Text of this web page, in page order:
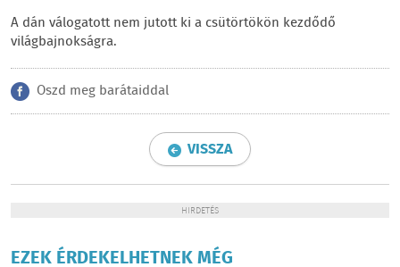
A dán válogatott nem jutott ki a csütörtökön kezdődő
világbajnokságra.
Oszd meg barátaiddal
VISSZA
HIRDETÉS
EZEK ÉRDEKELHETNEK MÉG